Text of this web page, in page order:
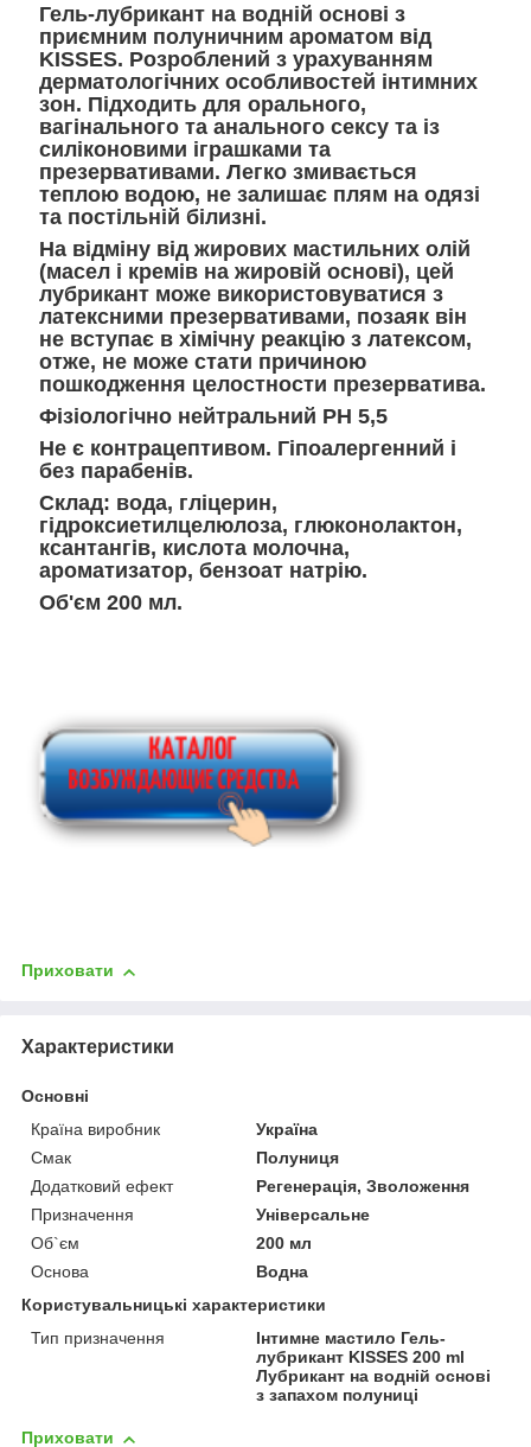
Гель-лубрикант на водній основі з
приємним полуничним ароматом від
KISSES. Розроблений з урахуванням
дерматологічних особливостей інтимних
зон. Підходить для орального,
вагінального та анального сексу та із
силіконовими іграшками та
презервативами. Легко змивається
теплою водою, не залишає плям на одязі
та постільній білизні.
На відміну від жирових мастильних олій
(масел і кремів на жировій основі), цей
лубрикант може використовуватися з
латексними презервативами, позаяк він
не вступає в хімічну реакцію з латексом,
отже, не може стати причиною
пошкодження целостности презерватива.
Фізіологічно нейтральний РН 5,5
Не є контрацептивом. Гіпоалергенний і
без парабенів.
Склад: вода, гліцерин,
гідроксиетилцелюлоза, глюконолактон,
ксантангів, кислота молочна,
ароматизатор, бензоат натрію.
Об'єм 200 мл.
Приховати
Характеристики
Основні
Країна виробник
Україна
Смак
Полуниця
Додатковий ефект
Регенерація, Зволоження
Призначення
Універсальне
Об`єм
200 мл
Основа
Водна
Користувальницькі характеристики
Тип призначення
Інтимне мастило Гель-
лубрикант KISSES 200 ml
Лубрикант на водній основі
з запахом полуниці
Приховати